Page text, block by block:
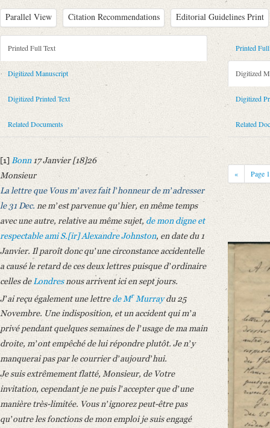
Parallel View Citation Recommendations Editorial Guidelines Print
Metadata Concerning Header
Sender: August Wilhelm von Schlegel
Recipient: John G. Lockhart
Place of Dispatch: Bonn
Date: 17.01.1826
Notations: Konzept. Empfangsort erschlossen.
Printed Text
Provider: Dresden, Sächsische Landesbibliothek - Staats- und
OAI Id: 343347008
Bibliography: Briefe von und an August Wilhelm Schlegel.
Incipit: „[1] Bonn 17 Janvier [18]26
Monsieur
La lettre que Vous mʼavez fait lʼhonneur de mʼadresser le 31 Dec. ne
Manuscript
Provider: Dresden, Sächsische Landesbibliothek - Staats- und
Classification Number: Mscr.Dresd.e.90,L,Bd.2,Nr.8
Number of Pages: 6 S. auf Doppelbl.
Language
French
Printed Full Text
Digitized Manuscript
Digitized Printed Text
Related Documents
[1] Bonn17 Janvier [18]26
Monsieur
La lettre que Vous mʼavez fait lʼhonneur de mʼadresser
le 31 Dec. ne mʼest parvenue quʼhier, en même temps
avec une autre, relative au même sujet, de mon digne et
respectable ami S.[ir] Alexandre Johnston, en date du 1
Janvier. Il paroît donc quʼune circonstance accidentelle
a causé le retard de ces deux lettres puisque dʼordinaire
celles de Londresnous arrivent ici en sept jours.
Jʼai reçu également une lettrede MrMurraydu 25
Novembre. Une indisposition, et un accident qui mʼa
privé pendant quelques semaines de lʼusage de ma main
droite, mʼont empêché de lui répondre plutôt. Je nʼy
manquerai pas par le courrier dʼaujourdʼhui.
Je suis extrêmement flatté, Monsieur, de Votre
invitation, cependant je ne puis lʼaccepter que dʼune
manière très-limitée. Vous nʼignorez peut-être pas
quʼoutre les fonctions de mon emploi je suis engagé
Printed
Digitized
Digitized
Related
« Page 1